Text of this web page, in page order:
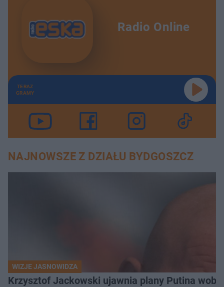
Radio Online
TERAZ
GRAMY
NAJNOWSZE Z DZIAŁU BYDGOSZCZ
WIZJE JASNOWIDZA
Krzysztof Jackowski ujawnia plany Putina